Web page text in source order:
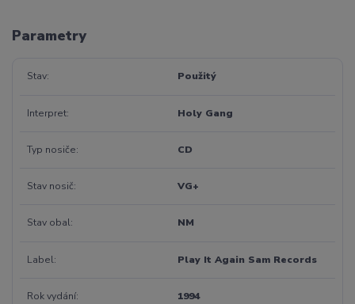
Parametry
Stav Použitý
Interpret Holy Gang
Typ nosiče CD
Stav nosič VG+
Stav obal NM
Label Play It Again Sam Records
Rok vydání 1994